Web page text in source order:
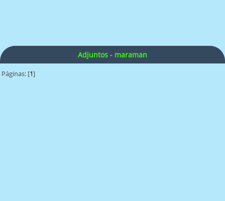
Adjuntos - maraman
Páginas: [1]